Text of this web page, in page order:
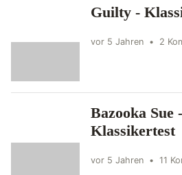
Guilty -
vor 5 Jahren • 2
Bazooka Sue -
Klassikertest
vor 5 Jahren • 11